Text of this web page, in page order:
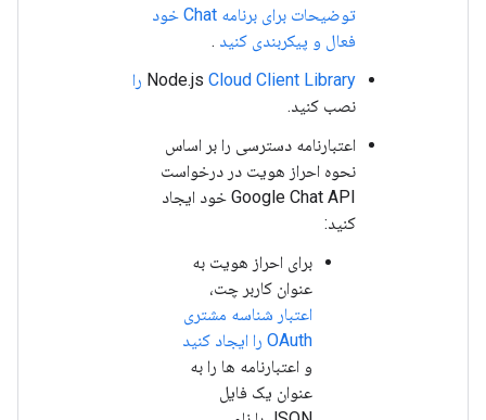
توضیحات برای برنامه Chat خود
فعال و پیکربندی کنید .
Node.js Cloud Client Library را
نصب کنید.
اعتبارنامه دسترسی را بر اساس
نحوه احراز هویت در درخواست
Google Chat API خود ایجاد
کنید:
برای احراز هویت به
عنوان کاربر چت،
اعتبار شناسه مشتری
OAuth را ایجاد کنید
و اعتبارنامه ها را به
عنوان یک فایل